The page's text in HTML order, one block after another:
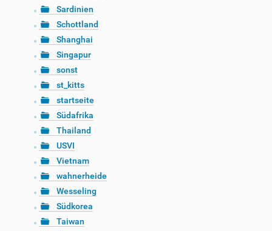
Sardinien
Schottland
Shanghai
Singapur
sonst
st_kitts
startseite
Südafrika
Thailand
USVI
Vietnam
wahnerheide
Wesseling
Südkorea
Taiwan